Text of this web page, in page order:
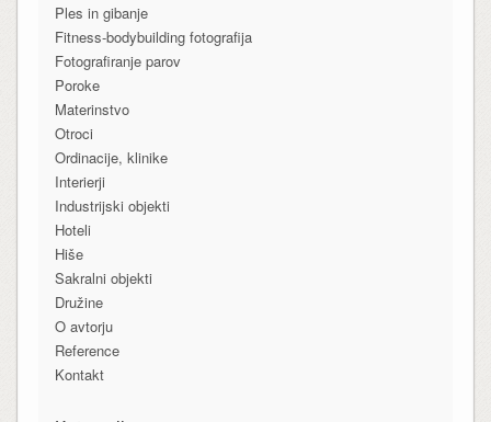
Ples in gibanje
Fitness-bodybuilding fotografija
Fotografiranje parov
Poroke
Materinstvo
Otroci
Ordinacije, klinike
Interierji
Industrijski objekti
Hoteli
Hiše
Sakralni objekti
Družine
O avtorju
Reference
Kontakt